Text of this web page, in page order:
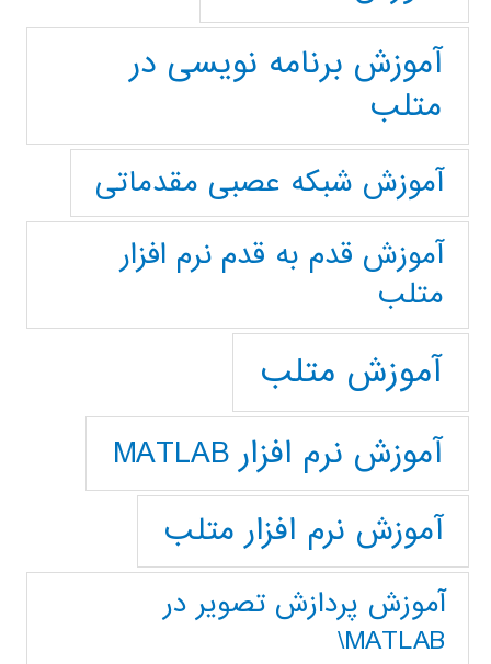
آموزش برنامه نویسی در
متلب
آموزش شبکه عصبی مقدماتی
آموزش قدم به قدم نرم افزار
متلب
آموزش متلب
آموزش نرم افزار MATLAB
آموزش نرم افزار متلب
آموزش پردازش تصوير در
MATLAB\